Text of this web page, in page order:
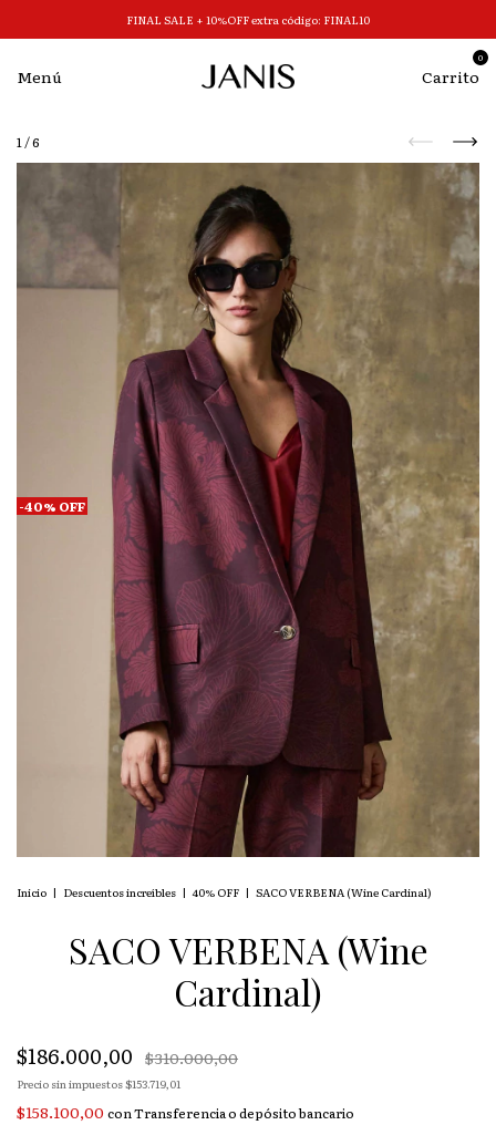
FINAL SALE + 10%OFF extra código: FINAL10
Menú Carrito
0
1/6
-40% OFF
Inicio | Descuentos increíbles | 40% OFF | SACO VERBENA (Wine Cardinal)
SACO VERBENA (Wine
Cardinal)
$186.000,00 $310.000,00
Precio sin impuestos$153.719,01
$158.100,00 conTransferencia o depósito bancario